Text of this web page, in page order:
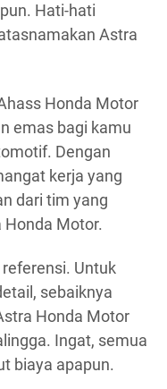
Hati-hati
Astra
Honda Motor
emas bagi kamu
Dengan
kerja yang
dari tim yang
Motor.
Untuk
sebaiknya
Honda Motor
Ingat, semua
biaya apapun.